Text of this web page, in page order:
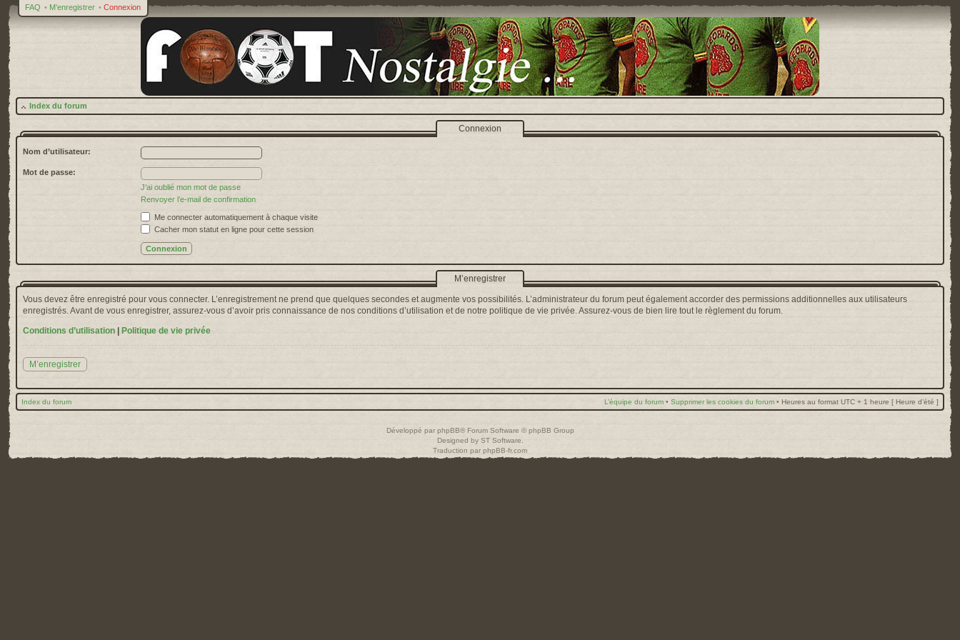
FAQ • M’enregistrer • Connexion
Index du forum
Connexion
Nom d’utilisateur:
Mot de passe:
J’ai oublié mon mot de passe
Renvoyer l’e-mail de confirmation
Me connecter automatiquement à chaque visite
Cacher mon statut en ligne pour cette session
M’enregistrer
Vous devez être enregistré pour vous connecter. L’enregistrement ne prend que quelques secondes et augmente vos possibilités. L’administrateur du forum peut également accorder des permissions additionnelles aux utilisateurs
enregistrés. Avant de vous enregistrer, assurez-vous d’avoir pris connaissance de nos conditions d’utilisation et de notre politique de vie privée. Assurez-vous de bien lire tout le règlement du forum.
Conditions d’utilisation
Politique de vie privée
M’enregistrer
Index du forum L’équipe du forum • Supprimer les cookies du forum • Heures au format UTC + 1 heure [ Heure d’été ]
Développé par phpBB® Forum Software © phpBB Group
Designed by ST Software
Traduction par phpBB-fr.com